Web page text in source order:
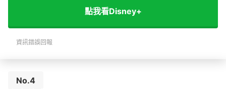
點我看Disney+
資訊錯誤回報
No.4